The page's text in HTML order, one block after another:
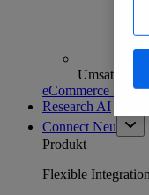
eCommerce
Research AI
Connect Neu
Produkt
Flexible